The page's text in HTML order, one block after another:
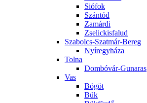
Siófok
Szántód
Zamárdi
Zselickisfalud
Szabolcs-Szatmár-Bereg
Nyíregyháza
Tolna
Dombóvár-Gunaras
Vas
Bögöt
Bük